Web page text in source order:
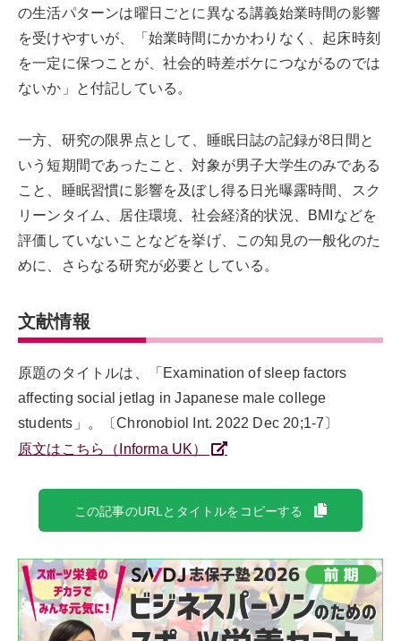
の生活パターンは曜日ごとに異なる講義始業時間の影響
を受けやすいが、「始業時間にかかわりなく、起床時刻
を一定に保つことが、社会的時差ボケにつながるのでは
ないか」と付記している。
一方、研究の限界点として、睡眠日誌の記録が8日間と
いう短期間であったこと、対象が男子大学生のみである
こと、睡眠習慣に影響を及ぼし得る日光曝露時間、スク
リーンタイム、居住環境、社会経済的状況、BMIなどを
評価していないことなどを挙げ、この知見の一般化のた
めに、さらなる研究が必要としている。
文献情報
原題のタイトルは、「Examination of sleep factors
affecting social jetlag in Japanese male college
students」。〔Chronobiol Int. 2022 Dec 20;1-7〕
原文はこちら（Informa UK）
この記事のURLとタイトルをコピーする